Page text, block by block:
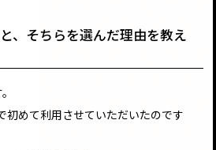
、そちらを選んだ理由を教え
初めて利用させていただいたのです